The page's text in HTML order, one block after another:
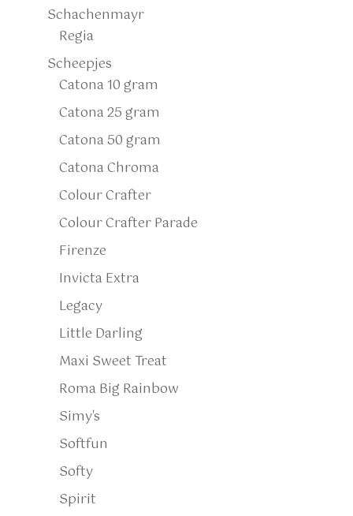
Schachenmayr
Regia
Scheepjes
Catona 10 gram
Catona 25 gram
Catona 50 gram
Catona Chroma
Colour Crafter
Colour Crafter Parade
Firenze
Invicta Extra
Legacy
Little Darling
Maxi Sweet Treat
Roma Big Rainbow
Simy's
Softfun
Softy
Spirit